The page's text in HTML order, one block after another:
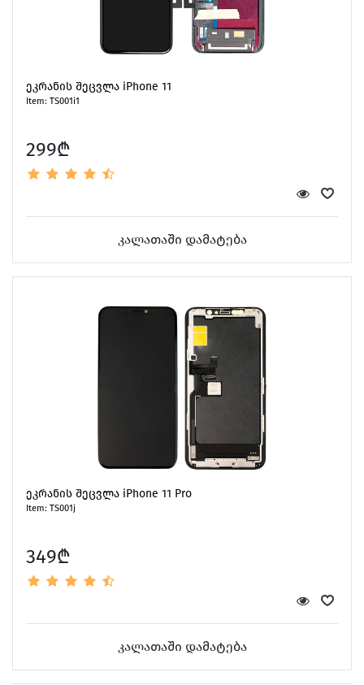
ეკრანის შეცვლა iPhone 11
Item: TS001i1
299₾
კალათაში დამატება
ეკრანის შეცვლა iPhone 11 Pro
Item: TS001j
349₾
კალათაში დამატება